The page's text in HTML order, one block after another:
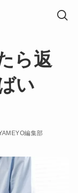
ら返
い
編集部